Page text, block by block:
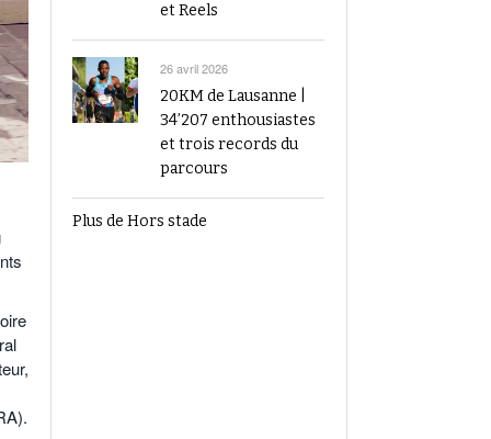
et Reels
26 avril 2026
20KM de Lausanne |
34’207 enthousiastes
et trois records du
parcours
Plus de Hors stade